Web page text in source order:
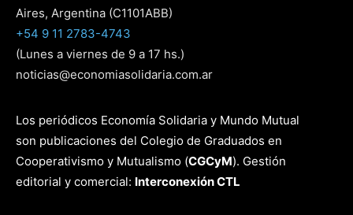
Aires, Argentina (C1101ABB)
+54 9 11 2783-4743
(Lunes a viernes de 9 a 17 hs.)
noticias@economiasolidaria.com.ar
Los periódicos Economía Solidaria y Mundo Mutual
son publicaciones del Colegio de Graduados en
Cooperativismo y Mutualismo (CGCyM). Gestión
editorial y comercial: Interconexión CTL